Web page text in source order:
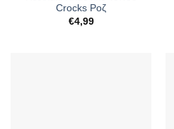
Crocks Ροζ
€4,99